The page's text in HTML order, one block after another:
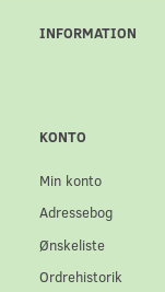
INFORMATION
KONTO
Min konto
Adressebog
Ønskeliste
Ordrehistorik